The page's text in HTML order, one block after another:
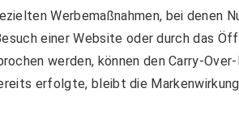
Werbemaßnahmen, bei denen
einer Website oder durch das
werden, können den Carry-
erfolgte, bleibt die